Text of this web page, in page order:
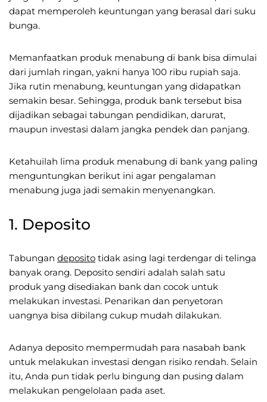
dapat memperoleh keuntungan yang berasal dari suku
bunga.
Memanfaatkan produk menabung di bank bisa dimulai
dari jumlah ringan, yakni hanya 100 ribu rupiah saja.
Jika rutin menabung, keuntungan yang didapatkan
semakin besar. Sehingga, produk bank tersebut bisa
dijadikan sebagai tabungan pendidikan, darurat,
maupun investasi dalam jangka pendek dan panjang.
Ketahuilah lima produk menabung di bank yang paling
menguntungkan berikut ini agar pengalaman
menabung juga jadi semakin menyenangkan.
1. Deposito
Tabungan deposito tidak asing lagi terdengar di telinga
banyak orang. Deposito sendiri adalah salah satu
produk yang disediakan bank dan cocok untuk
melakukan investasi. Penarikan dan penyetoran
uangnya bisa dibilang cukup mudah dilakukan.
Adanya deposito mempermudah para nasabah bank
untuk melakukan investasi dengan risiko rendah. Selain
itu, Anda pun tidak perlu bingung dan pusing dalam
melakukan pengelolaan pada aset.